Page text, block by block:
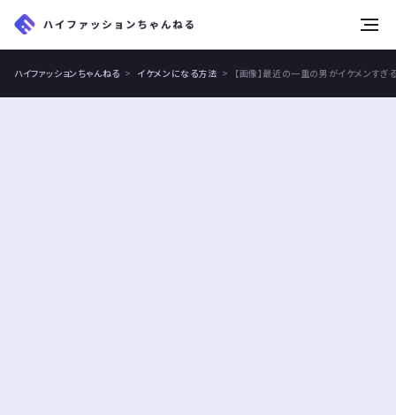
ハイファッションちゃんねる イケメンになる方法 【画像】最近の一重の男がイケメンすぎ